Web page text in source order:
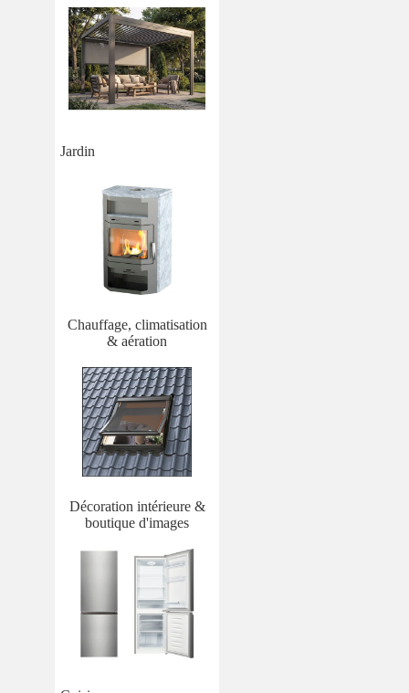
Jardin
Chauffage, climatisation
& aération
Décoration intérieure &
boutique d'images